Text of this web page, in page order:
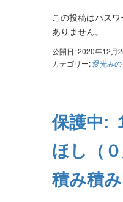
この投稿はパス
ありません。
公開日: 2020年12月
カテゴリー:愛光み
保護中:
ほし（
積み積み